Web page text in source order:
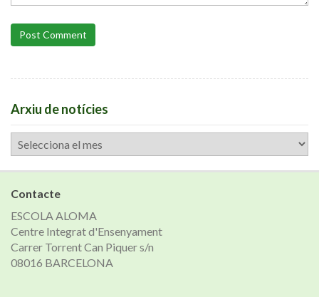
Post Comment
Arxiu de notícies
Arxiu
de
notícies
Contacte
ESCOLA ALOMA
Centre Integrat d'Ensenyament
Carrer Torrent Can Piquer s/n
08016 BARCELONA